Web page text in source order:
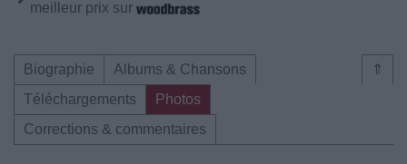
meilleur prix sur
⇑
Biographie
Albums & Chansons
Téléchargements
Photos
Corrections & commentaires